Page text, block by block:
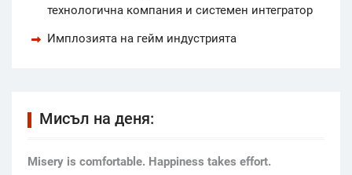
технологична компания и системен интегратор
Имплозията на гейм индустрията
Мисъл на деня:
Мisery is comfortable. Happiness takes effort.